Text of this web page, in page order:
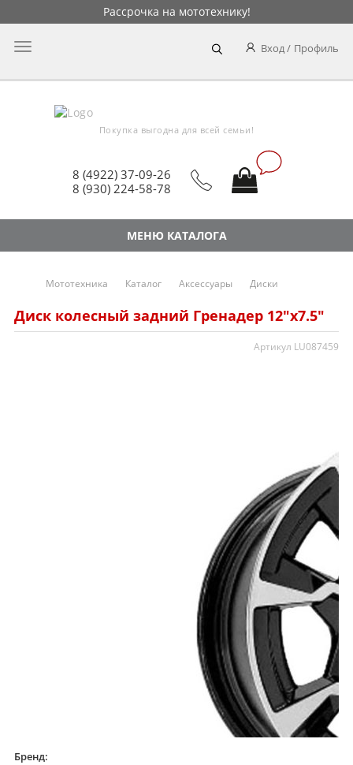
Рассрочка на мототехнику!
Вход Профиль
Главное
8 (4922) 37-09-26
8 (930) 224-58-78
Покупка выгодна для всей семьи!
МЕНЮ КАТАЛОГА
Мототехника Каталог Аксессуары Диски
Диск колесный задний Гренадер 12"х7.5"
Артикул LU087459
Бренд: